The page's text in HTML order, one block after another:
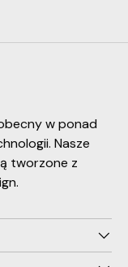
w ponad
Nasze
tworzone z